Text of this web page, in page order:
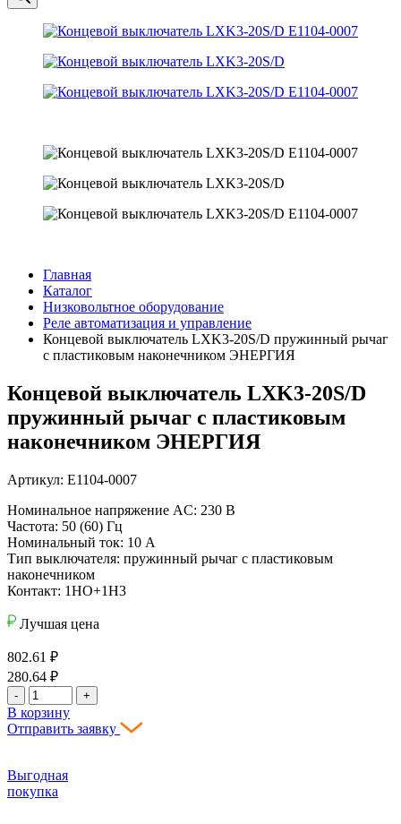
Главная
Каталог
Низковольтное оборудование
Реле автоматизация и управление
Концевой выключатель LXK3-20S/D пружинный рычаг
с пластиковым наконечником ЭНЕРГИЯ
Концевой выключатель LXK3-20S/D
пружинный рычаг с пластиковым
наконечником ЭНЕРГИЯ
Артикул: Е1104-0007
Номинальное напряжение AC: 230 В
Частота: 50 (60) Гц
Номинальный ток: 10 А
Тип выключателя: пружинный рычаг с пластиковым
наконечником
Контакт: 1НO+1Н3
Лучшая цена
802.61 ₽
280.64 ₽
- +
В корзину
Отправить заявку
Выгодная
покупка